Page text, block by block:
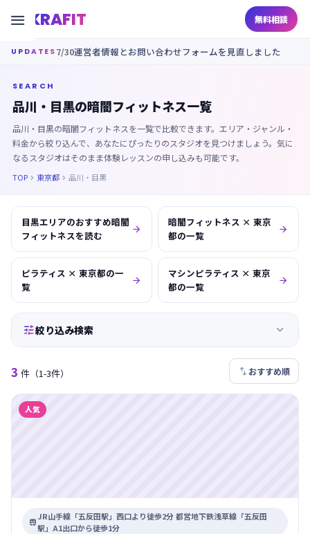
KRAFIT 無料相談

UPDATES 7/30運営者情報とお問い合わせフォームを見直しました
SEARCH
品川・目黒の暗闇フィットネス一覧
品川・目黒の暗闇フィットネスを一覧で比較できます。エリア・ジャンル・
料金から絞り込んで、あなたにぴったりのスタジオを見つけましょう。気に
なるスタジオはそのまま体験レッスンの申し込みも可能です。
TOP  東京都  品川・目黒
目黒エリアのおすすめ暗闇
フィットネスを読む

暗闇フィットネス × 東京
都の一覧

ピラティス × 東京都の一
覧

マシンピラティス × 東京
都の一覧

絞り込み検索 
3 件 （1-3件）  おすすめ順
人気

JR山手線「五反田駅」西口より徒歩2分 都営地下鉄浅草線「五反田
駅」A1出口から徒歩1分